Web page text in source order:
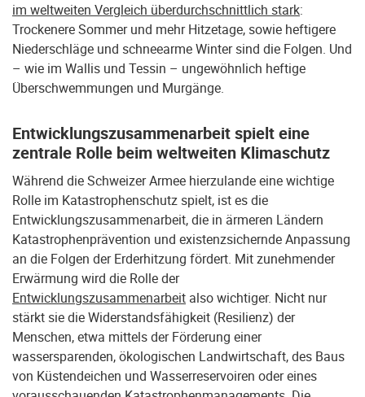
im weltweiten Vergleich überdurchschnittlich stark:
Trockenere Sommer und mehr Hitzetage, sowie heftigere
Niederschläge und schneearme Winter sind die Folgen. Und
– wie im Wallis und Tessin – ungewöhnlich heftige
Überschwemmungen und Murgänge.
Entwicklungszusammenarbeit spielt eine
zentrale Rolle beim weltweiten Klimaschutz
Während die Schweizer Armee hierzulande eine wichtige
Rolle im Katastrophenschutz spielt, ist es die
Entwicklungszusammenarbeit, die in ärmeren Ländern
Katastrophenprävention und existenzsichernde Anpassung
an die Folgen der Erderhitzung fördert. Mit zunehmender
Erwärmung wird die Rolle der
Entwicklungszusammenarbeit also wichtiger. Nicht nur
stärkt sie die Widerstandsfähigkeit (Resilienz) der
Menschen, etwa mittels der Förderung einer
wassersparenden, ökologischen Landwirtschaft, des Baus
von Küstendeichen und Wasserreservoiren oder eines